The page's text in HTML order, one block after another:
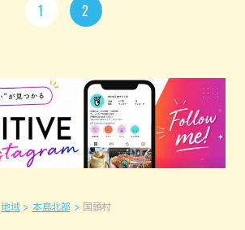
1 2
地域 本島北部 国頭村